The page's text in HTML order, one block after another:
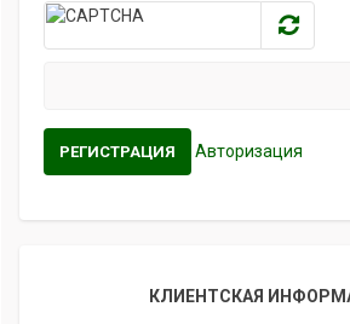
Авторизация
КЛИЕНТСКАЯ